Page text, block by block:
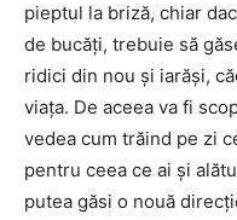
pieptul la briză, chiar
de bucăți, trebuie să
ridici din nou și iarăși,
viața. De aceea va fi
vedea cum trăind pe zi
pentru ceea ce ai și
putea găsi o nouă